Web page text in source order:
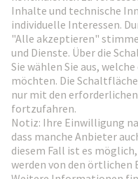
Weiter zur
Social Media